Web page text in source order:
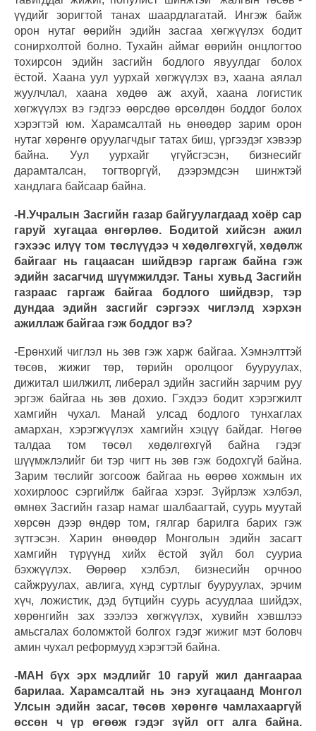
үүдийг зоригтой танах шаардлагатай. Ингэж байж
орон нутаг өөрийн эдийн засгаа хөгжүүлэх бодит
сонирхолтой болно. Тухайн аймаг өөрийн онцлогтоо
тохирсон эдийн засгийн бодлого явуулдаг болох
ёстой. Хаана уул уурхай хөгжүүлэх вэ, хаана аялал
жуулчлал, хаана хөдөө аж ахуй, хаана логистик
хөгжүүлэх вэ гэдгээ өөрсдөө өрсөлдөн боддог болох
хэрэгтэй юм. Харамсалтай нь өнөөдөр зарим орон
нутаг хөрөнгө оруулагчдыг татах биш, үргээдэг хэвээр
байна. Уул уурхайг үгүйсгэсэн, бизнесийг
дарамталсан, тогтворгүй, дээрэмдсэн шинжтэй
хандлага байсаар байна.
-Н.Учралын Засгийн газар байгуулагдаад хоёр сар
гаруй хугацаа өнгөрлөө. Бодитой хийсэн ажил
гэхээс илүү том төслүүдээ ч хөдөлгөхгүй, хөдөлж
байгааг нь гацаасан шийдвэр гаргаж байна гэж
эдийн засагчид шүүмжилдэг. Таны хувьд Засгийн
газраас гаргаж байгаа бодлого шийдвэр, тэр
дундаа эдийн засгийг сэргээх чиглэлд хэрхэн
ажиллаж байгаа гэж боддог вэ?
-Ерөнхий чиглэл нь зөв гэж харж байгаа. Хэмнэлттэй
төсөв, жижиг төр, төрийн оролцоог бууруулах,
дижитал шилжилт, либерал эдийн засгийн зарчим руу
эргэж байгаа нь зөв дохио. Гэхдээ бодит хэрэгжилт
хамгийн чухал. Манай улсад бодлого тунхаглах
амархан, хэрэгжүүлэх хамгийн хэцүү байдаг. Нөгөө
талдаа том төсөл хөдөлгөхгүй байна гэдэг
шүүмжлэлийг би тэр чигт нь зөв гэж бодохгүй байна.
Зарим төслийг зогсоож байгаа нь өөрөө хожмын их
хохирлоос сэргийлж байгаа хэрэг. Зүйрлэж хэлбэл,
өмнөх Засгийн газар намаг шалбаагтай, суурь муутай
хөрсөн дээр өндөр том, гялгар барилга барих гэж
зүтгэсэн. Харин өнөөдөр Монголын эдийн засагт
хамгийн түрүүнд хийх ёстой зүйл бол сууриа
бэхжүүлэх. Өөрөөр хэлбэл, бизнесийн орчноо
сайжруулах, авлига, хүнд суртлыг бууруулах, эрчим
хүч, ложистик, дэд бүтцийн суурь асуудлаа шийдэх,
хөрөнгийн зах зээлээ хөгжүүлэх, хувийн хэвшлээ
амьсгалах боломжтой болгох гэдэг жижиг мэт боловч
амин чухал реформууд хэрэгтэй байна.
-МАН бүх эрх мэдлийг 10 гаруй жил дангаараа
барилаа. Харамсалтай нь энэ хугацаанд Монгол
Улсын эдийн засаг, төсөв хөрөнгө чамлахааргүй
өссөн ч үр өгөөж гэдэг зүйл огт алга байна.